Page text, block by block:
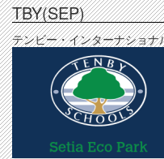
TBY(SEP)
テンビー・インターナショ